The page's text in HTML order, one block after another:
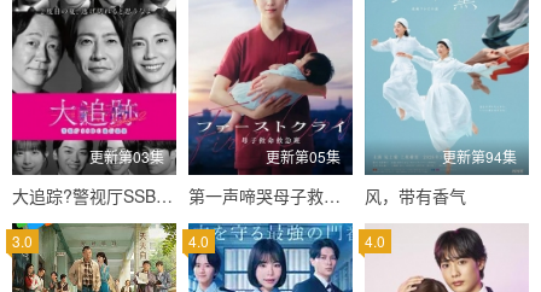
更新第03集
大追踪?警视厅SSBC强行犯系?第二季
更新第05集
第一声啼哭母子救命急救班
更新第94集
风，带有香气
3.0 4.0 4.0